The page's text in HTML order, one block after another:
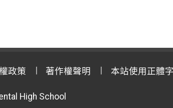
政策 著作權聲明 本站使用正體
High School